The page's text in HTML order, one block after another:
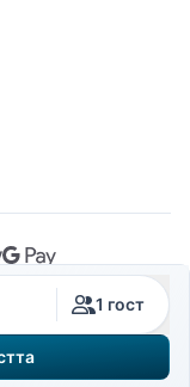
1 гост
© 2026 Crovillas GmbH